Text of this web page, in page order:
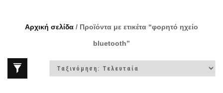
Αρχική σελίδα / Προϊόντα με ετικέτα “φορητό ηχείο
bluetooth”